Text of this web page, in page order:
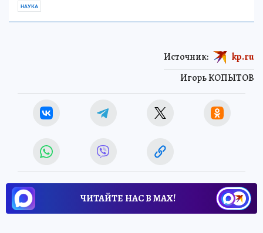
НАУКА
Игорь КОПЫТОВ
Источник: kp.ru
ЧИТАЙТЕ НАС В МАХ!